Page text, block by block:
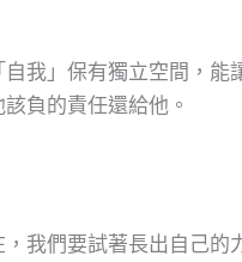
我」保有獨立空間，
負的責任還給他。
我們要試著長出自己